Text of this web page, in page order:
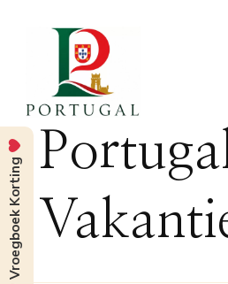
Vroegboek Korting